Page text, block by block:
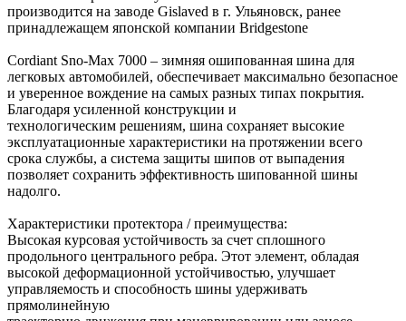
производится на заводе Gislaved в г. Ульяновск, ранее
принадлежащем японской компании Bridgestone
Cordiant Sno-Max 7000 – зимняя ошипованная шина для
легковых автомобилей, обеспечивает максимально безопасное
и уверенное вождение на самых разных типах покрытия.
Благодаря усиленной конструкции и
технологическим решениям, шина сохраняет высокие
эксплуатационные характеристики на протяжении всего
срока службы, а система защиты шипов от выпадения
позволяет сохранить эффективность шипованной шины
надолго.
Характеристики протектора / преимущества:
Высокая курсовая устойчивость за счет сплошного
продольного центрального ребра. Этот элемент, обладая
высокой деформационной устойчивостью, улучшает
управляемость и способность шины удерживать
прямолинейную